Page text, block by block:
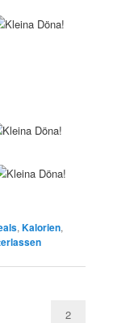
,Kalorien,
2